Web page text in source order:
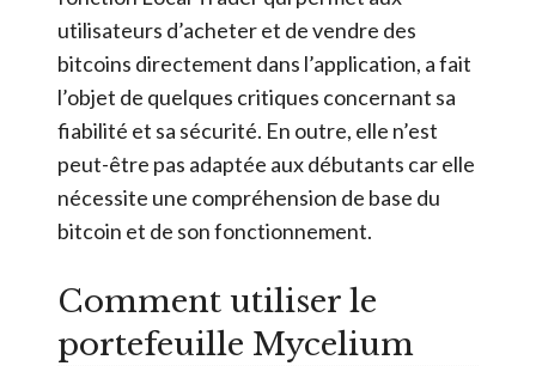
utilisateurs d’acheter et de vendre des
bitcoins directement dans l’application, a fait
l’objet de quelques critiques concernant sa
fiabilité et sa sécurité. En outre, elle n’est
peut-être pas adaptée aux débutants car elle
nécessite une compréhension de base du
bitcoin et de son fonctionnement.
Comment utiliser le
portefeuille Mycelium